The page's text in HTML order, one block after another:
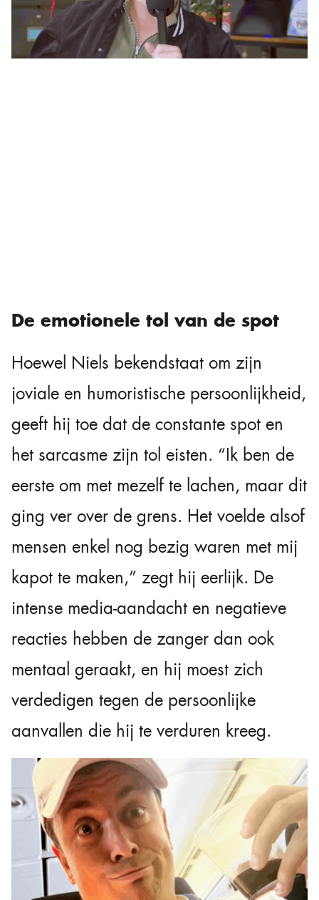
De emotionele tol van de spot
Hoewel Niels bekendstaat om zijn
joviale en humoristische persoonlijkheid,
geeft hij toe dat de constante spot en
het sarcasme zijn tol eisten. “Ik ben de
eerste om met mezelf te lachen, maar dit
ging ver over de grens. Het voelde alsof
mensen enkel nog bezig waren met mij
kapot te maken,” zegt hij eerlijk. De
intense media-aandacht en negatieve
reacties hebben de zanger dan ook
mentaal geraakt, en hij moest zich
verdedigen tegen de persoonlijke
aanvallen die hij te verduren kreeg.